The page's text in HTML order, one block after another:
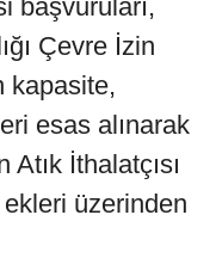
başvuruları,
Çevre İzin
kapasite,
esas alınarak
İthalatçısı
üzerinden